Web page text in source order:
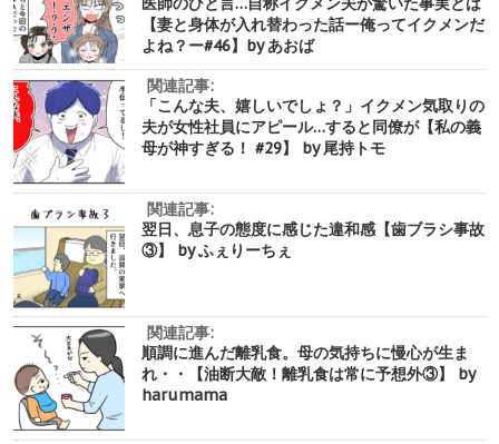
【妻と身体が入れ替わった話ー俺ってイクメンだ
よね？ー#46】by あおば
関連記事:
「こんな夫、嬉しいでしょ？」イクメン気取りの
夫が女性社員にアピール…すると同僚が【私の義
母が神すぎる！ #29】 by 尾持トモ
関連記事:
翌日、息子の態度に感じた違和感【歯ブラシ事故
③】 by ふぇりーちぇ
関連記事:
順調に進んだ離乳食。母の気持ちに慢心が生ま
れ・・【油断大敵！離乳食は常に予想外③】 by
harumama